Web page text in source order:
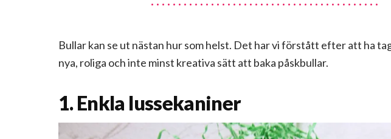
Bullar kan se ut nästan hur som helst. Det har vi förstått efter att ha
nya, roliga och inte minst kreativa sätt att baka påskbullar.
1. Enkla lussekaniner